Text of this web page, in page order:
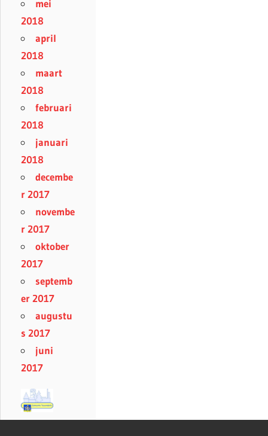
mei
2018
april
2018
maart
2018
februari
2018
januari
2018
decembe
r 2017
novembe
r 2017
oktober
2017
septemb
er 2017
augustu
s 2017
juni
2017